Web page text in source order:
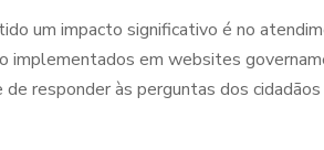
um impacto significativo é no
implementados em websites
responder às perguntas dos